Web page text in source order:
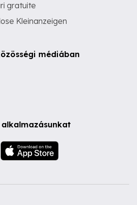
gratuite
Kleinanzeigen
médiában